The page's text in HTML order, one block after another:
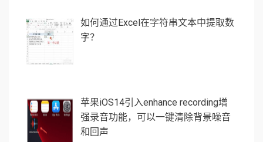
如何通过Excel在字符串文本中提取数
字？
苹果iOS14引入enhance recording增
强录音功能，可以一键清除背景噪音
和回声